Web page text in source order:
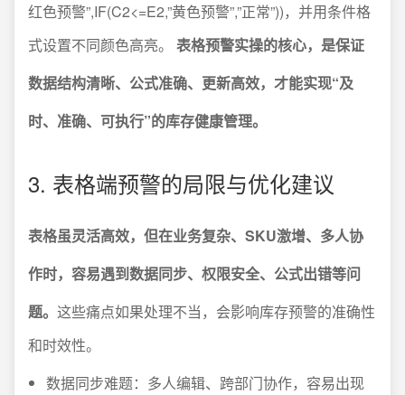
红色预警”,IF(C2<=E2,”黄色预警”,”正常”))，并用条件格
式设置不同颜色高亮。 表格预警实操的核心，是保证
数据结构清晰、公式准确、更新高效，才能实现“及
时、准确、可执行”的库存健康管理。
3. 表格端预警的局限与优化建议
表格虽灵活高效，但在业务复杂、SKU激增、多人协
作时，容易遇到数据同步、权限安全、公式出错等问
题。 这些痛点如果处理不当，会影响库存预警的准确性
和时效性。
数据同步难题：多人编辑、跨部门协作，容易出现